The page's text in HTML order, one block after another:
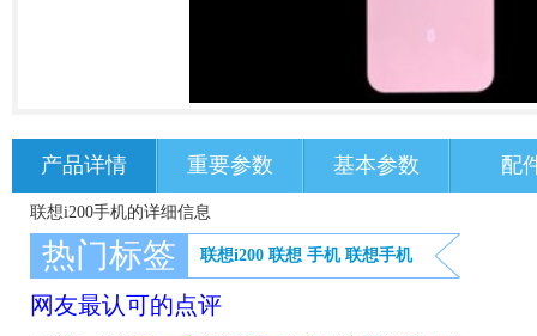
产品详情 重要参数 基本参数 配
联想i200手机的详细信息
热门标签 联想i200 联想 手机 联想手机
网友最认可的点评